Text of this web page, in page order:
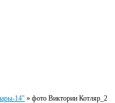
14" » фото Виктории Котляр_2